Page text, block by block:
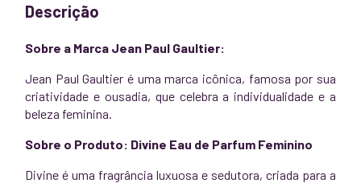
Descrição
Sobre a Marca Jean Paul Gaultier:
Jean Paul Gaultier é uma marca icônica, famosa por sua
criatividade e ousadia, que celebra a individualidade e a
beleza feminina.
Sobre o Produto: Divine Eau de Parfum Feminino
Divine é uma fragrância luxuosa e sedutora, criada para a